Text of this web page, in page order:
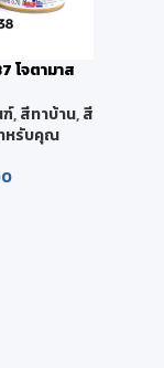
โจตามาส
,สีทาบ้าน,สี
หรับคุณ